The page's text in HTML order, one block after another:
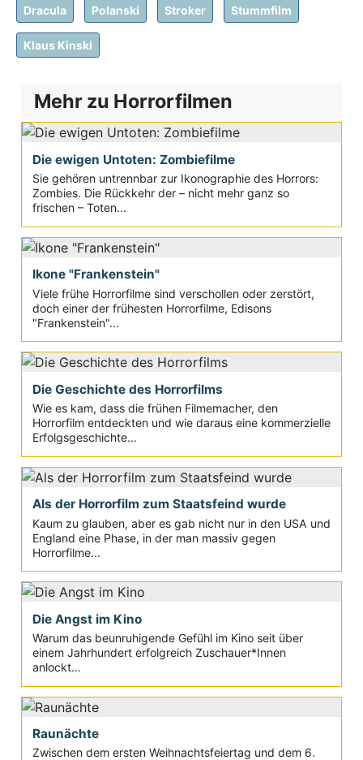
Dracula Polanski Stroker Stummfilm
Klaus Kinski
Mehr zu Horrorfilmen
Die ewigen Untoten: Zombiefilme
Sie gehören untrennbar zur Ikonographie des Horrors:
Zombies. Die Rückkehr der – nicht mehr ganz so
frischen – Toten...
Ikone "Frankenstein"
Viele frühe Horrorfilme sind verschollen oder zerstört,
doch einer der frühesten Horrorfilme, Edisons
"Frankenstein"...
Die Geschichte des Horrorfilms
Wie es kam, dass die frühen Filmemacher, den
Horrorfilm entdeckten und wie daraus eine kommerzielle
Erfolgsgeschichte...
Als der Horrorfilm zum Staatsfeind wurde
Kaum zu glauben, aber es gab nicht nur in den USA und
England eine Phase, in der man massiv gegen
Horrorfilme...
Die Angst im Kino
Warum das beunruhigende Gefühl im Kino seit über
einem Jahrhundert erfolgreich Zuschauer*Innen
anlockt...
Raunächte
Zwischen dem ersten Weihnachtsfeiertag und dem 6.